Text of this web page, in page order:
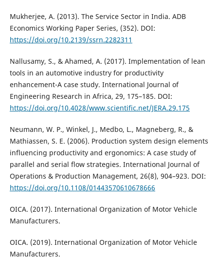
Mukherjee, A. (2013). The Service Sector in India. ADB
Economics Working Paper Series, (352). DOI:
https://doi.org/10.2139/ssrn.2282311
Nallusamy, S., & Ahamed, A. (2017). Implementation of lean
tools in an automotive industry for productivity
enhancement-A case study. International Journal of
Engineering Research in Africa, 29, 175–185. DOI:
https://doi.org/10.4028/www.scientific.net/JERA.29.175
Neumann, W. P., Winkel, J., Medbo, L., Magneberg, R., &
Mathiassen, S. E. (2006). Production system design elements
influencing productivity and ergonomics: A case study of
parallel and serial flow strategies. International Journal of
Operations & Production Management, 26(8), 904–923. DOI:
https://doi.org/10.1108/01443570610678666
OICA. (2017). International Organization of Motor Vehicle
Manufacturers.
OICA. (2019). International Organization of Motor Vehicle
Manufacturers.